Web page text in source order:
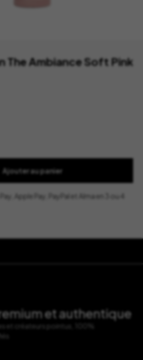
The Ambiance Soft Pink
Ajouter au panier
Apple Pay, PayPal et Alma en 3 ou 4
et authentique
et créateurs pointus, 100%